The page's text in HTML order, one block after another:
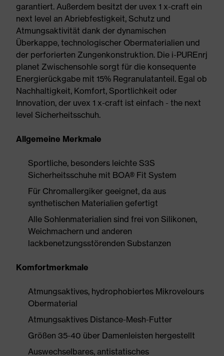
garantiert. Außerdem besitzt der uvex 1 x-craft ein
next level an Abriebfestigkeit, Schutz und
Atmungsaktivität dank der dynamischen
Überkappe, technologischer Obermaterialien und
der perforierten Zungenkonstruktion. Die i-PUREnrj
planet Zwischensohle sorgt für die konsequente
Energierückgabe mit 15% Regranulatanteil. Egal ob
Nachhaltigkeit, Komfort, Sportlichkeit oder
Innovation, der uvex 1 x-craft ist einfach - the next
level Sicherheitsschuh.
Allgemeine Merkmale
Sportliche, besonders leichte S3S
Sicherheitsschuhe mit BOA® Fit System
Für Chromallergiker geeignet, da aus
synthetischen Materialien gefertigt
Alle Sohlenmaterialien sind frei von Silikonen,
Weichmachern und anderen
lackbenetzungsstörenden Substanzen
Komfortmerkmale
Atmungsaktives, hydrophobiertes Mikrovelours
Obermaterial
Atmungsaktives Distance-Mesh-Futter
Größen 35-40 über Damenleisten hergestellt
Auswechselbares, antistatisches